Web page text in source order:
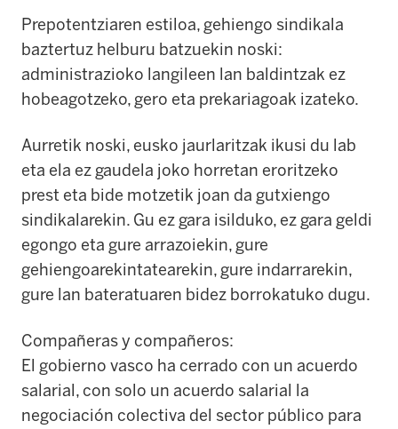
Prepotentziaren estiloa, gehiengo sindikala
baztertuz helburu batzuekin noski:
administrazioko langileen lan baldintzak ez
hobeagotzeko, gero eta prekariagoak izateko.
Aurretik noski, eusko jaurlaritzak ikusi du lab
eta ela ez gaudela joko horretan eroritzeko
prest eta bide motzetik joan da gutxiengo
sindikalarekin. Gu ez gara isilduko, ez gara geldi
egongo eta gure arrazoiekin, gure
gehiengoarekintatearekin, gure indarrarekin,
gure lan bateratuaren bidez borrokatuko dugu.
Compañeras y compañeros:
El gobierno vasco ha cerrado con un acuerdo
salarial, con solo un acuerdo salarial la
negociación colectiva del sector público para